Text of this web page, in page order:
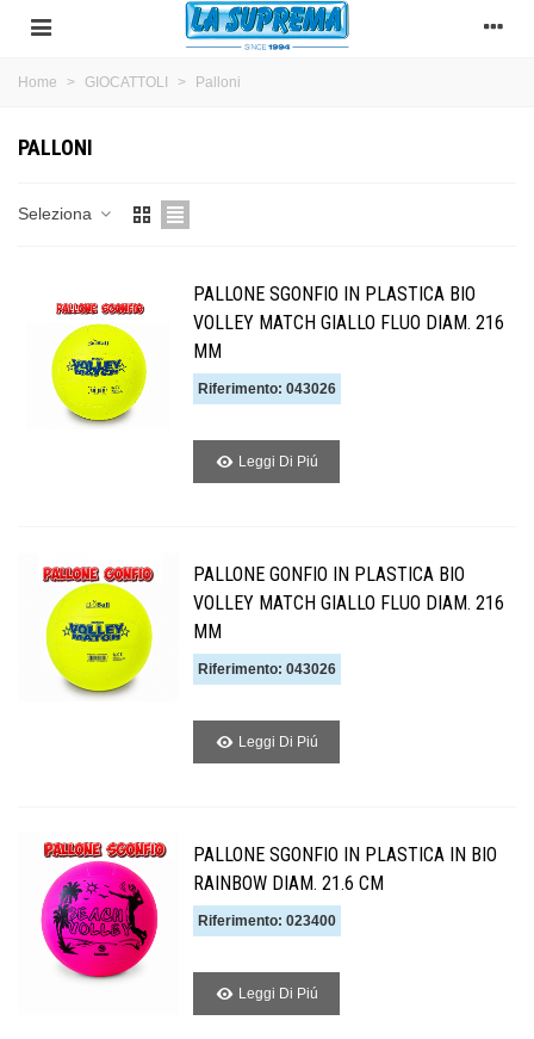
Home > GIOCATTOLI > Palloni
PALLONI
Seleziona
PALLONE SGONFIO IN PLASTICA BIO
VOLLEY MATCH GIALLO FLUO DIAM. 216
MM
Riferimento: 043026
Leggi Di Piú
PALLONE GONFIO IN PLASTICA BIO
VOLLEY MATCH GIALLO FLUO DIAM. 216
MM
Riferimento: 043026
Leggi Di Piú
PALLONE SGONFIO IN PLASTICA IN BIO
RAINBOW DIAM. 21.6 CM
Riferimento: 023400
Leggi Di Piú